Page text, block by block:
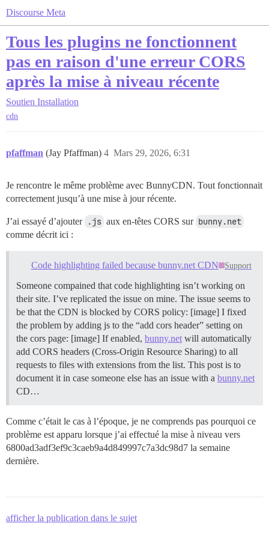
Discourse Meta
Tous les plugins ne fonctionnent
pas en raison d'une erreur CORS
après la mise à niveau récente
Soutien Installation
cdn
pfaffman (Jay Pfaffman) Mars 29, 2026, 6:31
4
Je rencontre le même problème avec BunnyCDN. Tout fonctionnait
correctement jusqu’à une mise à jour récente.
J’ai essayé d’ajouter .js aux en-têtes CORS sur bunny.net
comme décrit ici :
Code highlighting failed because bunny.net CDN Support
Someone compained that code highlighting isn’t working on
their site. I’ve replicated the issue on mine. The issue seems to
be that the CDN is blocked by CORS policy: [image] I fixed
the problem by adding js to the “add cors header” setting on
the cors page: [image] If enabled, bunny.net will automatically
add CORS headers (Cross-Origin Resource Sharing) to all
requests to files with extensions from the list. This post is to
document it in case someone else has an issue with a bunny.net
CD…
Comme c’était le cas à l’époque, je ne comprends pas pourquoi ce
problème est apparu lorsque j’ai effectué la mise à niveau vers
6800ad3adf3ef9c3caeb9a4d849997c7a3dc98d7 la semaine
dernière.
afficher la publication dans le sujet